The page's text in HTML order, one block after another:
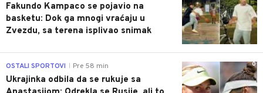
Fakundo Kampaco se pojavio na
basketu: Dok ga mnogi vraćaju u
Zvezdu, sa terena isplivao snimak
0
OSTALI SPORTOVI Pre 58 min
Ukrajinka odbila da se rukuje sa